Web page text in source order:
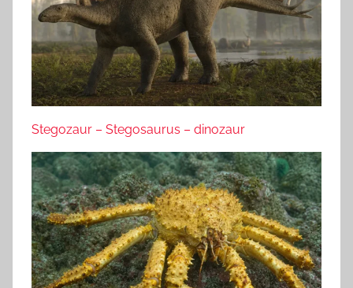
Stegozaur – Stegosaurus – dinozaur